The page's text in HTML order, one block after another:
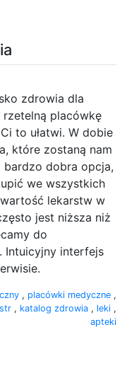
zdrowia dla
placówkę
to ułatwi. W dobie
które zostaną nam
bardzo dobra opcja,
we wszystkich
lekarstw w
jest niższa niż
do
Intuicyjny interfejs
, placówki medyczne ,
, katalog zdrowia , leki ,
apteki